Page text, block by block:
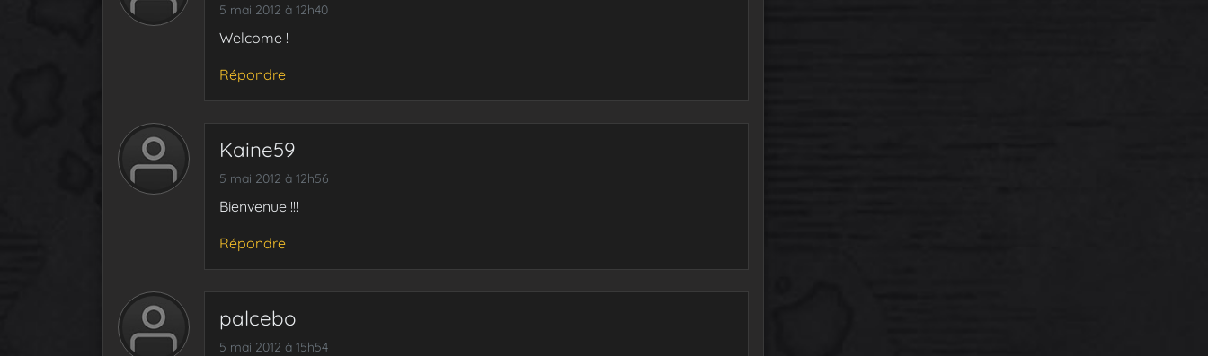
5 mai 2012 à 12h40
Welcome !
Répondre
Kaine59
5 mai 2012 à 12h56
Bienvenue !!!
Répondre
palcebo
5 mai 2012 à 15h54